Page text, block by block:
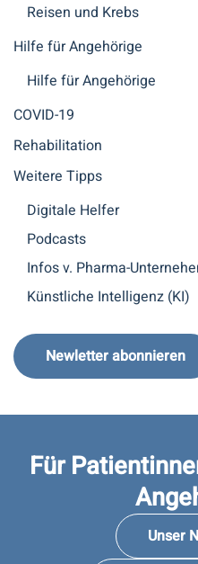
Reisen und Krebs
Hilfe für Angehörige
Hilfe für Angehörige
COVID-19
Rehabilitation
Weitere Tipps
Digitale Helfer
Podcasts
Infos v. Pharma-
Künstliche Intelligenz (KI)
Newletter abonnieren
Für
Unser